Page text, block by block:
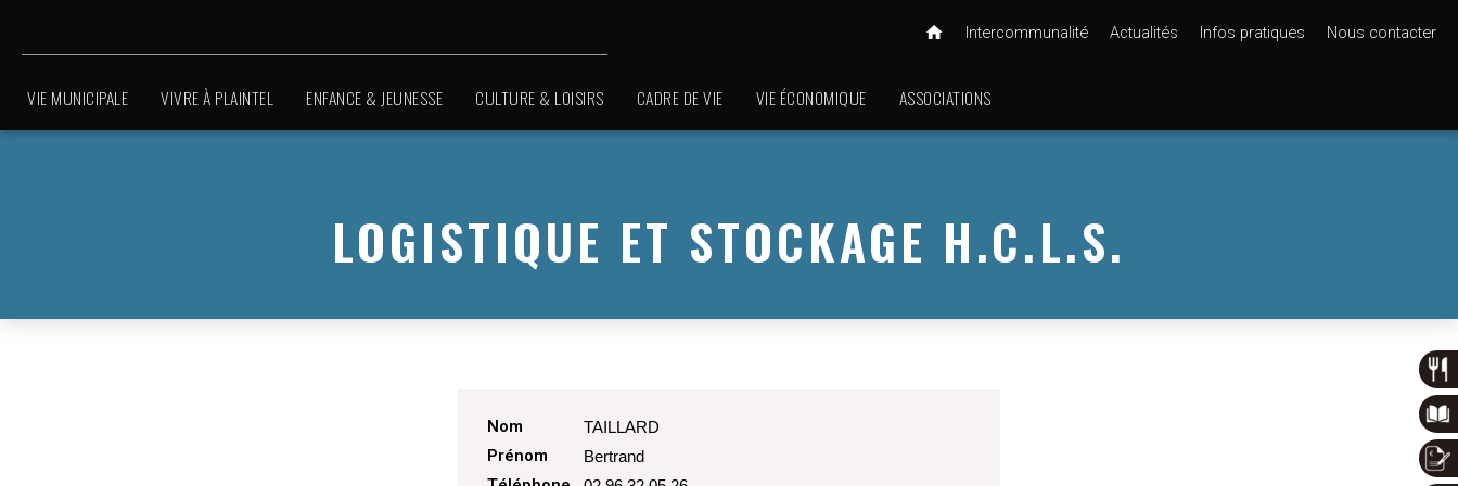
home Intercommunalité Actualités Infos pratiques Nous contacter
VIE MUNICIPALE VIVRE À PLAINTEL ENFANCE & JEUNESSE CULTURE & LOISIRS CADRE DE VIE VIE ÉCONOMIQUE ASSOCIATIONS
LOGISTIQUE ET STOCKAGE H.C.L.S.
Nom TAILLARD
Prénom Bertrand